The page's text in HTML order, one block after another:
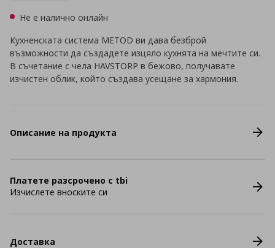
Не е налично онлайн
Кухненската система METOD ви дава безброй
възможности да създадете изцяло кухнята на мечтите си.
В съчетание с чела HAVSTORP в бежово, получавате
изчистен облик, който създава усещане за хармония.
Описание на продукта
Платете разсрочено с tbi
Изчислете вноските си
Доставка